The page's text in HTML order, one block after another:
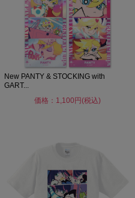
New PANTY & STOCKING with
GART...
価格：1,100円(税込)